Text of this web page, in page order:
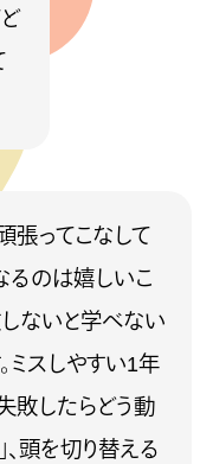
張ってこなして
るのは嬉しいこ
しないと学べない
ミスしやすい1年
敗したらどう動
頭を切り替える